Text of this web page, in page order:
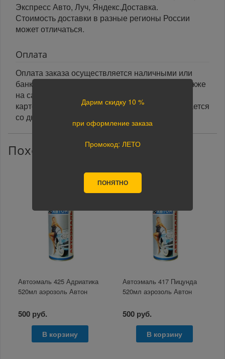
Экспресс Авто, Луч, Яндекс.Доставка.
Стоимость доставки в разные регионы России
может отличаться.
Оплата
Оплата заказа осуществляется наличными или
банковской картой курьеру при получении, а также
на сайте при оформлении заказа. При оплате
картой на сайте указанный срок доставки считается
со дня поступления оплаты.
Похожие товары
Автоэмаль 425 Адриатика
520мл аэрозоль Автон
500 руб.
В корзину
Автоэмаль 417 Пицунда
520мл аэрозоль Автон
500 руб.
В корзину
Дарим скидку 10 %
при оформление заказа
Промокод: ЛЕТО
ПОНЯТНО